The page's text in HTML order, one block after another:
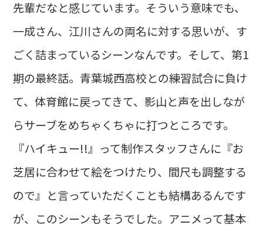
先輩だなと感じています。そういう意味でも、
一成さん、江川さんの両名に対する思いが、す
ごく詰まっているシーンなんです。そして、第1
期の最終話。青葉城西高校との練習試合に負け
て、体育館に戻ってきて、影山と声を出しなが
らサーブをめちゃくちゃに打つところです。
『ハイキュー!!』って制作スタッフさんに『お
芝居に合わせて絵をつけたり、間尺も調整する
ので』と言っていただくことも結構あるんです
が、このシーンもそうでした。アニメって基本